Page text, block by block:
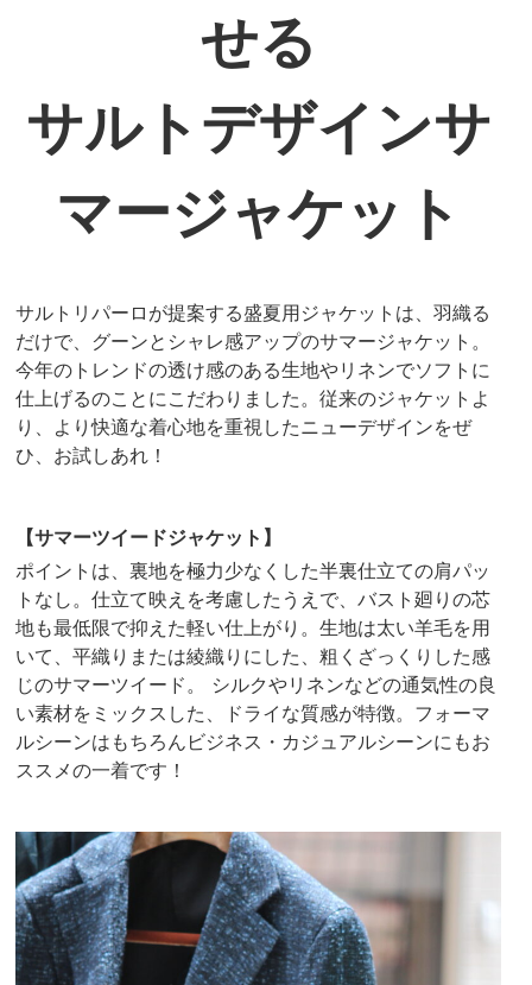
せる
サルトデザインサ
マージャケット
サルトリパーロが提案する盛夏用ジャケットは、羽織る
だけで、グーンとシャレ感アップのサマージャケット。
今年のトレンドの透け感のある生地やリネンでソフトに
仕上げるのことにこだわりました。従来のジャケットよ
り、より快適な着心地を重視したニューデザインをぜ
ひ、お試しあれ！
【サマーツイードジャケット】
ポイントは、裏地を極力少なくした半裏仕立ての肩パッ
トなし。仕立て映えを考慮したうえで、バスト廻りの芯
地も最低限で抑えた軽い仕上がり。生地は太い羊毛を用
いて、平織りまたは綾織りにした、粗くざっくりした感
じのサマーツイード。 シルクやリネンなどの通気性の良
い素材をミックスした、ドライな質感が特徴。フォーマ
ルシーンはもちろんビジネス・カジュアルシーンにもお
ススメの一着です！